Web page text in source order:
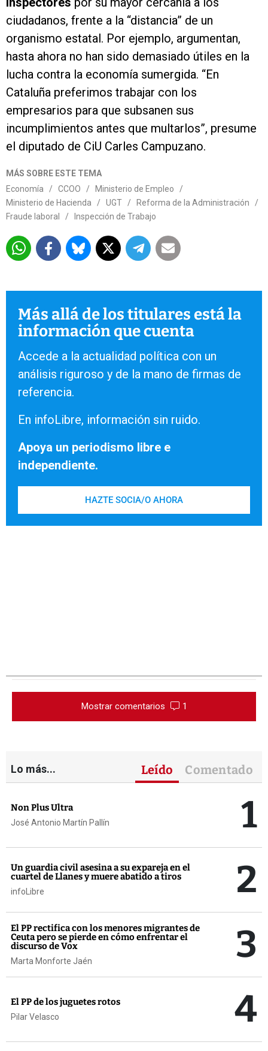
ciudadanos, frente a la “distancia” de un
organismo estatal. Por ejemplo, argumentan,
hasta ahora no han sido demasiado útiles en la
lucha contra la economía sumergida. “En
Cataluña preferimos trabajar con los
empresarios para que subsanen sus
incumplimientos antes que multarlos”, presume
el diputado de CiU Carles Campuzano.
MÁS SOBRE ESTE TEMA
Economía
/ CCOO / Ministerio de Empleo
/
Ministerio de Hacienda
/ UGT / Reforma de la Administración
/
Fraude laboral
/ Inspección de Trabajo
Más allá de los titulares está la
información que cuenta
Accede a la actualidad política con un
análisis riguroso y de la mano de firmas de
referencia.
En infoLibre, información sin ruido.
Apoya un periodismo libre e
independiente.
HAZTE SOCIA/O AHORA
Mostrar comentarios 1
Lo más... Leído Comentado
Non Plus Ultra
José Antonio Martín Pallín 1
Un guardia civil asesina a su expareja en el
cuartel de Llanes y muere abatido a tiros
infoLibre 2
El PP rectifica con los menores migrantes de
Ceuta pero se pierde en cómo enfrentar el
discurso de Vox
Marta Monforte Jaén 3
El PP de los juguetes rotos
Pilar Velasco 4